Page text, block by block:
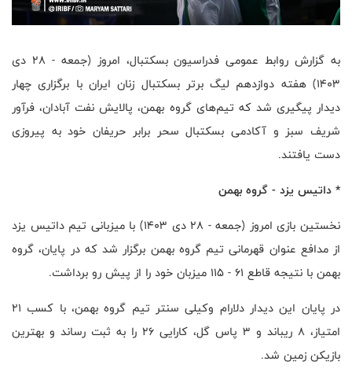
به گزارش روابط عمومی فدراسیون بسکتبال،‌ امروز (جمعه - ۲۸ دی
۱۴۰۳) هفته دوازدهم لیگ برتر بسکتبال زنان ایران با برگزاری چهار
دیدار پیگیری شد که تیم‌های گروه بهمن، پالایش نفت آبادان، فرآور
شریف سبز و آکادمی بسکتبال سحر برابر حریفان خود به پیروزی
دست یافتند.
* داتیس یزد - گروه بهمن
نخستین بازی امروز (جمعه - ۲۸ دی ۱۴۰۳) با میزبانی تیم داتیس یزد
از مدافع عنوان قهرمانی تیم گروه بهمن برگزار شد که در پایان، گروه
بهمن با نتیجه قاطع ۶۱ - ۱۱۵ میزبان خود را از پیش رو برداشت.
در پایان این دیدار دلارام وکیلی سنتر تیم گروه بهمن، با کسب ۲۱
امتیاز، ۸ ریباند و ۳ پاس گل، کارایی ۲۶ را به ثبت رساند و بهترین
بازیکن زمین شد.